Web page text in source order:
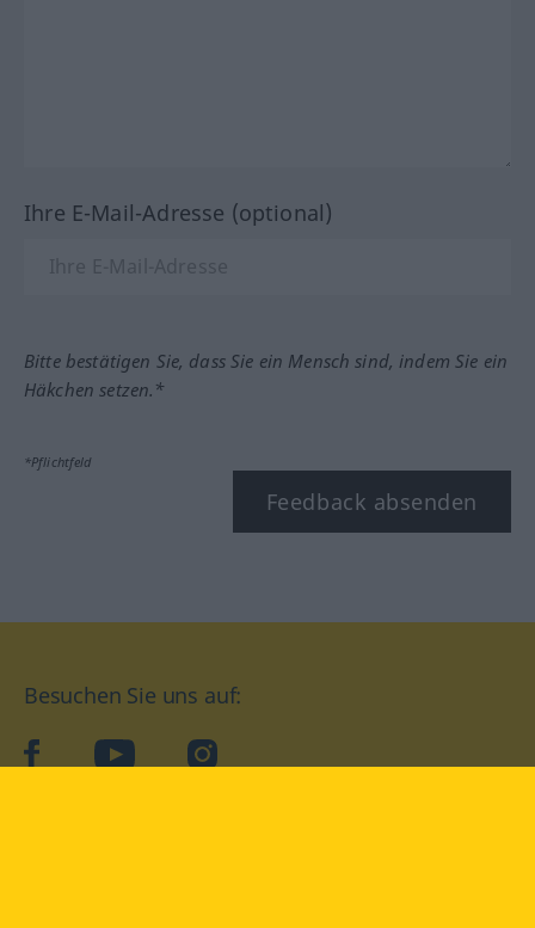
Ihre E-Mail-Adresse (optional)
Bitte bestätigen Sie, dass Sie ein Mensch sind, indem Sie ein
Häkchen setzen.*
*Pflichtfeld
Feedback absenden
Besuchen Sie uns auf:
facebookYouTube Instagram